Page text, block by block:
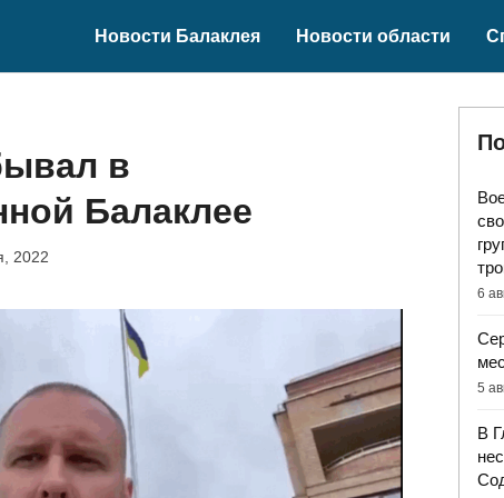
Новости Балаклея Новости области
в
Балаклее
2022
6
5
В